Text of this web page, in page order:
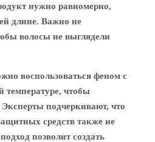
нужно равномерно,
длине. Важно не
волосы не выглядели
воспользоваться феном с
температуре, чтобы
подчеркивают, что
средств также не
позволит создать